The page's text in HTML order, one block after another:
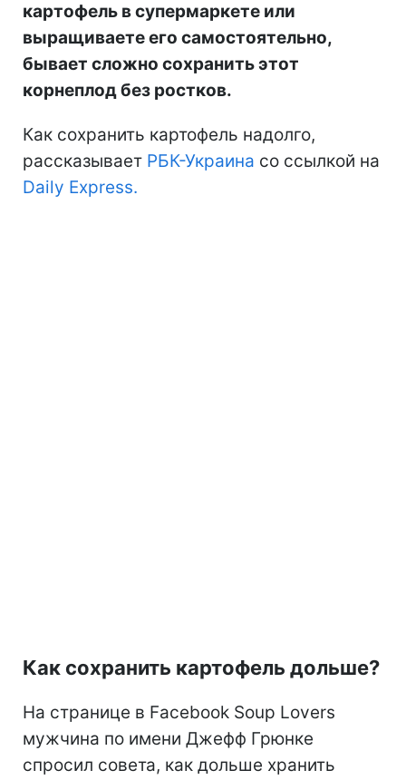
картофель в супермаркете или
выращиваете его самостоятельно,
бывает сложно сохранить этот
корнеплод без ростков.
Как сохранить картофель надолго,
рассказывает РБК-Украина со ссылкой на
Daily Express.
Как сохранить картофель дольше?
На странице в Facebook Soup Lovers
мужчина по имени Джефф Грюнке
спросил совета, как дольше хранить